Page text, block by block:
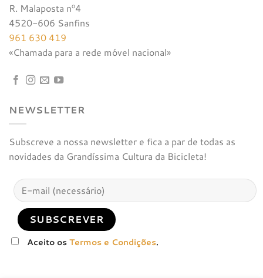
R. Malaposta nº4
4520-606 Sanfins
961 630 419
«Chamada para a rede móvel nacional»
NEWSLETTER
Subscreve a nossa newsletter e fica a par de todas as
novidades da Grandíssima Cultura da Bicicleta!
Aceito osTermos e Condições.